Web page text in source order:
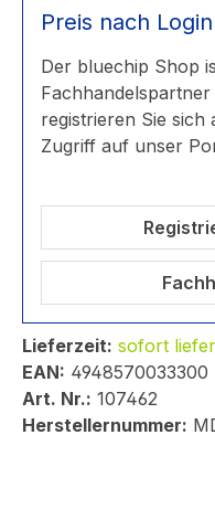
Preis nach Login
Der bluechip Shop
Fachhandelspartner
registrieren Sie sich
Zugriff auf unser
Lieferzeit: sofort
EAN: 4948570033300
Art. Nr.: 107462
Herstellernummer: